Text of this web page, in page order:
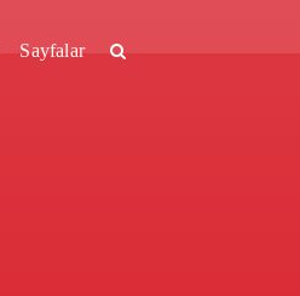
Sayfalar